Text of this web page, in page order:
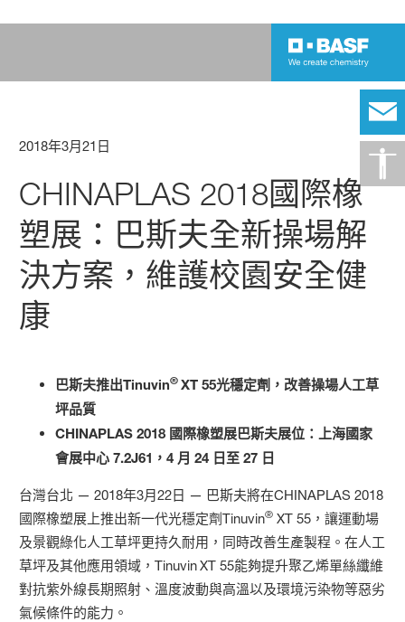
2018年3月21日
CHINAPLAS 2018國際橡
塑展：巴斯夫全新操場解
決方案，維護校園安全健
康
巴斯夫推出Tinuvin®XT 55光穩定劑，改善操場人工草
坪品質
CHINAPLAS 2018 國際橡塑展巴斯夫展位：上海國家
會展中心 7.2J61，4 月 24 日至 27 日
台灣台北 — 2018年3月22日 — 巴斯夫將在CHINAPLAS 2018
國際橡塑展上推出新一代光穩定劑Tinuvin® XT 55，讓運動場
及景觀綠化人工草坪更持久耐用，同時改善生產製程。在人工
草坪及其他應用領域，TinuvinXT 55能夠提升聚乙烯單絲纖維
對抗紫外線長期照射、溫度波動與高溫以及環境污染物等惡劣
氣候條件的能力。